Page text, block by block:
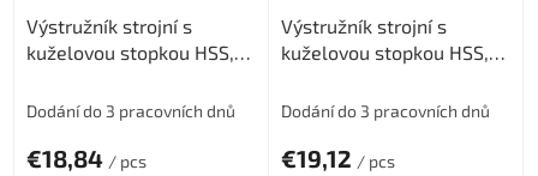
Výstružník strojní s
kuželovou stopkou HSS,
Dodání do 3 pracovních dnů
€18,84 / pcs
Výstružník strojní s
kuželovou stopkou HSS,
Dodání do 3 pracovních dnů
€19,12 / pcs